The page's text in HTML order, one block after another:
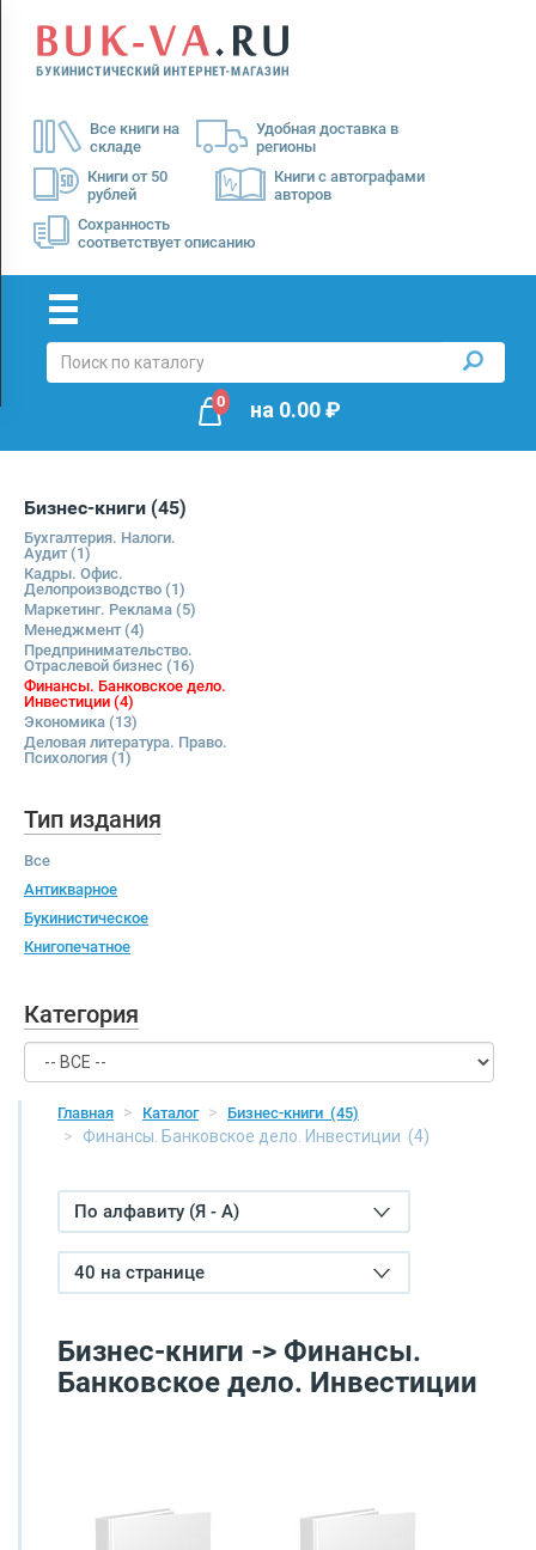
Все книги на
складе
Удобная доставка в
регионы
Книги от 50
рублей
Книги с автографами
авторов
Сохранность
соответствует описанию
Menu
Доставка
Оплата
0 на 0.00₽
Бизнес-книги (45)
Бухгалтерия. Налоги.
Аудит(1)
Кадры. Офис.
Делопроизводство (1)
Маркетинг. Реклама (5)
Менеджмент(4)
Предпринимательство.
Отраслевой бизнес (16)
Финансы. Банковское дело.
Инвестиции (4)
Экономика (13)
Деловая литература. Право.
Психология (1)
Тип издания
Все
Антикварное
Букинистическое
Книгопечатное
Категория
Главная Каталог Бизнес-книги (45)
Финансы. Банковское дело. Инвестиции (4)
По алфавиту (Я - А)
40 на странице
Бизнес-книги -> Финансы.
Банковское дело. Инвестиции